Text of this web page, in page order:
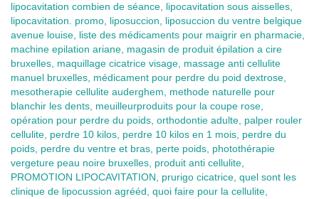
lipocavitation combien de séance, lipocavitation sous aisselles,
lipocavitation. promo, liposuccion, liposuccion du ventre belgique
avenue louise, liste des médicaments pour maigrir en pharmacie,
machine epilation ariane, magasin de produit épilation a cire
bruxelles, maquillage cicatrice visage, massage anti cellulite
manuel bruxelles, médicament pour perdre du poid dextrose,
mesotherapie cellulite auderghem, methode naturelle pour
blanchir les dents, meuilleurproduits pour la coupe rose,
opération pour perdre du poids, orthodontie adulte, palper rouler
cellulite, perdre 10 kilos, perdre 10 kilos en 1 mois, perdre du
poids, perdre du ventre et bras, perte poids, photothérapie
vergeture peau noire bruxelles, produit anti cellulite,
PROMOTION LIPOCAVITATION, prurigo cicatrice, quel sont les
clinique de lipocussion agrééd, quoi faire pour la cellulite,